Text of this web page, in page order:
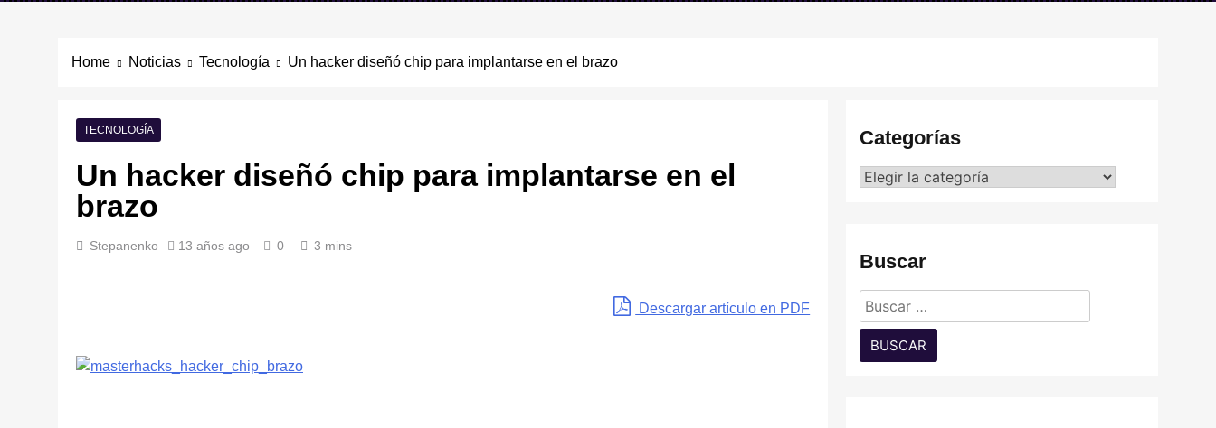
Home Noticias Tecnología Un hacker diseñó chip para implantarse en el brazo
TECNOLOGÍA
Un hacker diseñó chip para implantarse en el
brazo
Stepanenko 13 años ago 0 3 mins
Descargar artículo en PDF
Categorías
Categorías
Buscar
Buscar: